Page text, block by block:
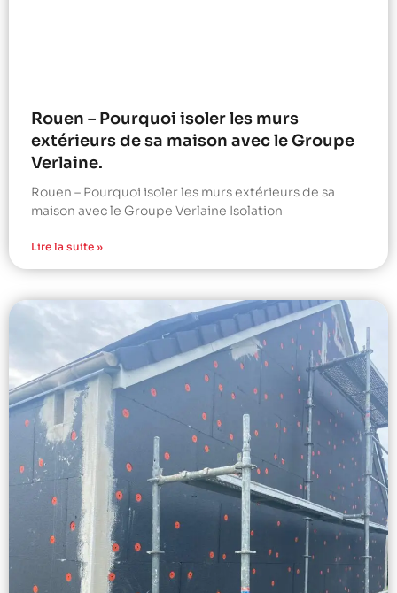
Rouen – Pourquoi isoler les murs
extérieurs de sa maison avec le Groupe
Verlaine.
Rouen – Pourquoi isoler les murs extérieurs de sa
maison avec le Groupe Verlaine Isolation
Lire la suite »